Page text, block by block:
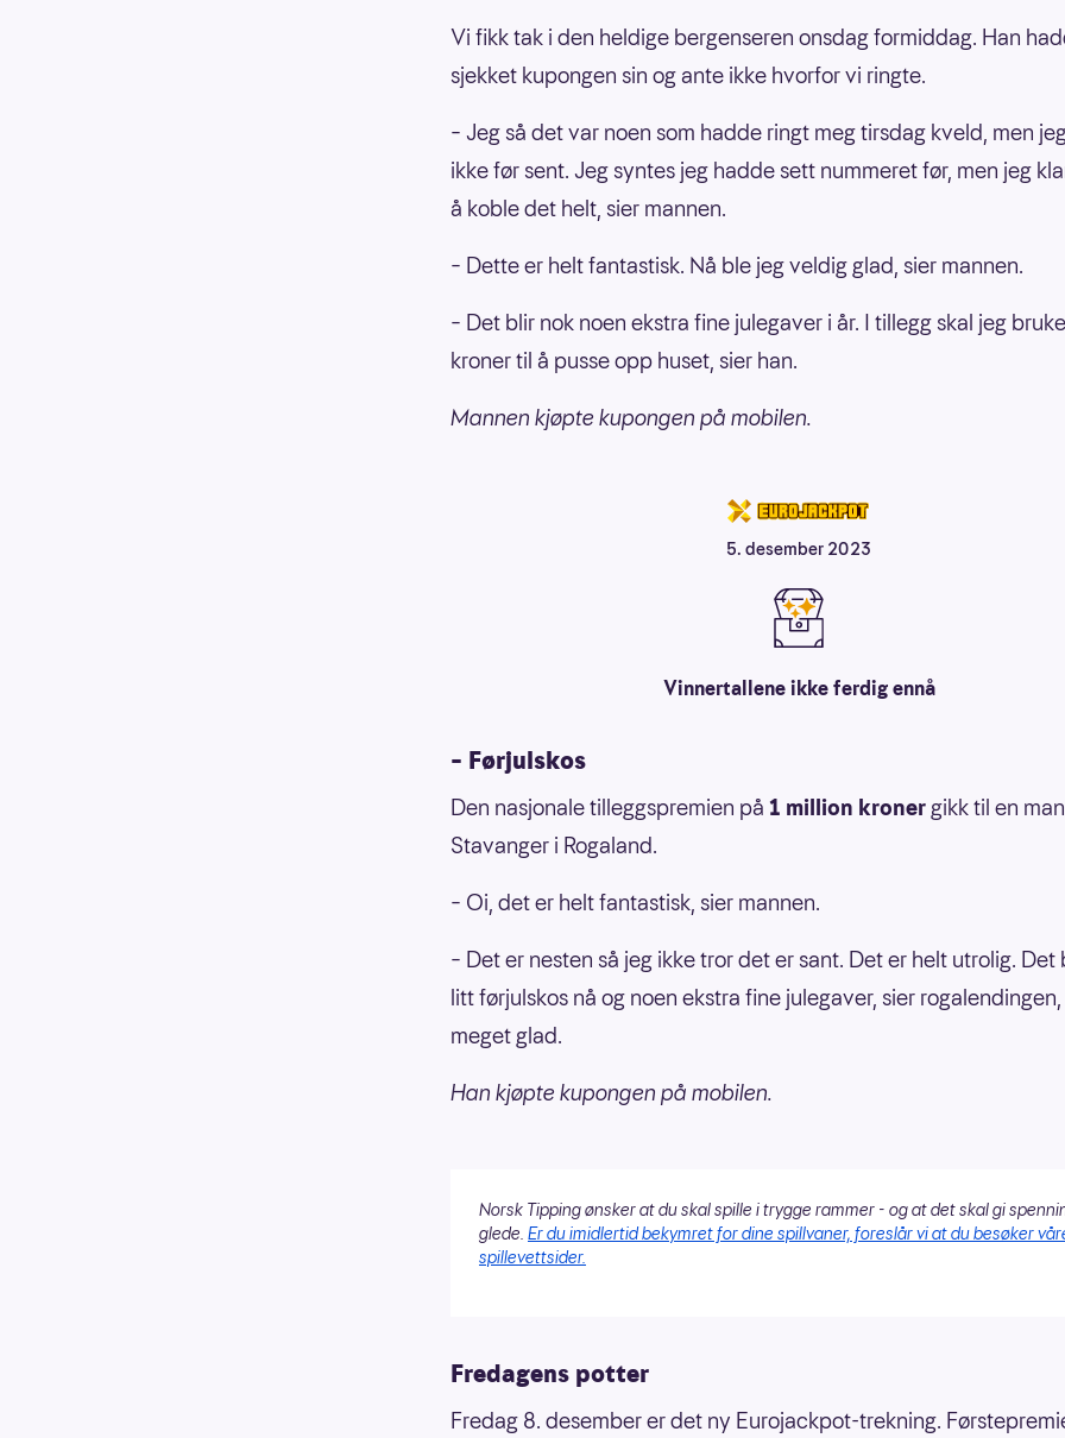
Vi fikk tak i den heldige bergenseren onsdag formiddag. Han
sjekket kupongen sin og ante ikke hvorfor vi ringte.
– Jeg så det var noen som hadde ringt meg tirsdag kveld, men
ikke før sent. Jeg syntes jeg hadde sett nummeret før, men jeg
å koble det helt, sier mannen.
– Dette er helt fantastisk. Nå ble jeg veldig glad, sier mannen.
– Det blir nok noen ekstra fine julegaver i år. I tillegg skal jeg
kroner til å pusse opp huset, sier han.
Mannen kjøpte kupongen på mobilen.
5. desember 2023
Vinnertallene ikke ferdig ennå
– Førjulskos
Den nasjonale tilleggspremien på 1 million kronergikk til en
Stavanger i Rogaland.
– Oi, det er helt fantastisk, sier mannen.
– Det er nesten så jeg ikke tror det er sant. Det er helt utrolig. Det
litt førjulskos nå og noen ekstra fine julegaver, sier
meget glad.
Han kjøpte kupongen på mobilen.
Norsk Tipping ønsker at du skal spille i trygge rammer - og at det skal gi
glede. Er du imidlertid bekymret for dine spillvaner, foreslår vi at du besøker
spillevettsider.
Fredagens potter
Fredag 8. desember er det ny Eurojackpot-trekning.